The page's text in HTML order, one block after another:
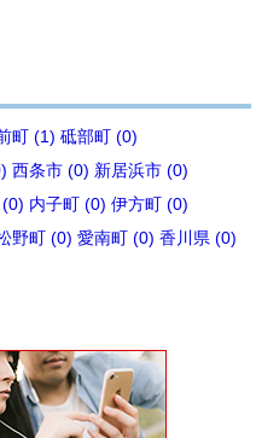
町 (1) 砥部町 (0)
西条市 (0) 新居浜市 (0)
内子町 (0) 伊方町 (0)
野町 (0) 愛南町 (0) 香川県 (0)